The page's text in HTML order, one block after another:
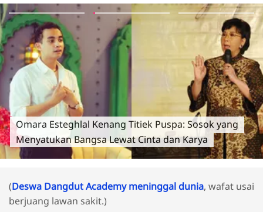
Omara Esteghlal Kenang Titiek Puspa: Sosok yang
Menyatukan Bangsa Lewat Cinta dan Karya
(Deswa Dangdut Academy meninggal dunia, wafat usai
berjuang lawan sakit.)